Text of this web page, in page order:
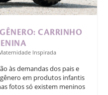
CARRINHO
Inspirada
às demandas dos pais e
em produtos infantis
fotos só existem meninos